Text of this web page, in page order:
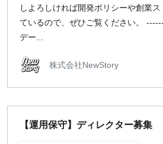
しよろしければ開発ポリシーや創業
ているので、ぜひご覧ください。
デー...
株式会社NewStory
【運用保守】ディレクター募集